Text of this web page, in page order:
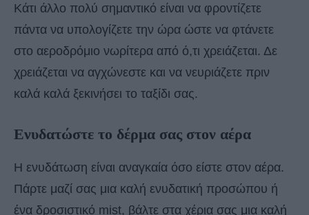
Κάτι άλλο πολύ σημαντικό είναι να φροντίζετε
πάντα να υπολογίζετε την ώρα ώστε να φτάνετε
στο αεροδρόμιο νωρίτερα από ό,τι χρειάζεται. Δε
χρειάζεται να αγχώνεστε και να νευριάζετε πριν
καλά καλά ξεκινήσει το ταξίδι σας.
Ενυδατώστε το δέρμα σας στον αέρα
Η ενυδάτωση είναι αναγκαία όσο είστε στον αέρα.
Πάρτε μαζί σας μια καλή ενυδατική προσώπου ή
ένα δροσιστικό mist, βάλτε στα χέρια σας μια καλή